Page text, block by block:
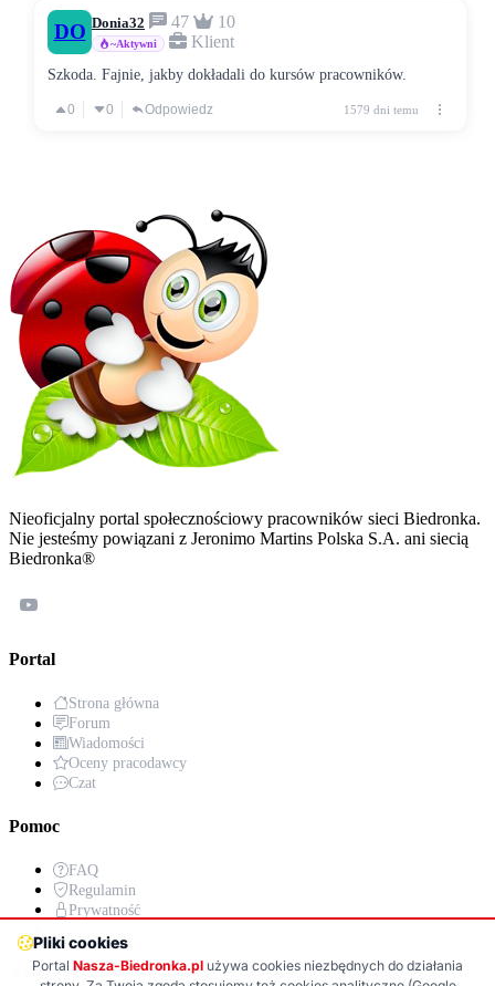
DO Donia32 47 10
~Aktywni Klient
Szkoda. Fajnie, jakby dokładali do kursów pracowników.
0 0 Odpowiedz 1579 dni temu
Nieoficjalny portal społecznościowy pracowników sieci Biedronka.
Nie jesteśmy powiązani z Jeronimo Martins Polska S.A. ani siecią
Biedronka®
Portal
Strona główna
Forum
Wiadomości
Oceny pracodawcy
Czat
Pomoc
FAQ
Regulamin
Prywatność
Aplikacja
Pliki cookies
Portal Nasza-Biedronka.pl używa cookies niezbędnych do działania